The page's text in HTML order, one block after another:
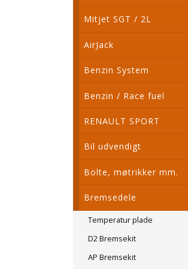
Mitjet SGT / 2L
AirJack
Benzin System
Benzin / Race fuel
RENAULT SPORT
Bil udvendigt
Bolte, møtrikker mm.
Bremsedele
Temperatur plade
D2 Bremsekit
AP Bremsekit